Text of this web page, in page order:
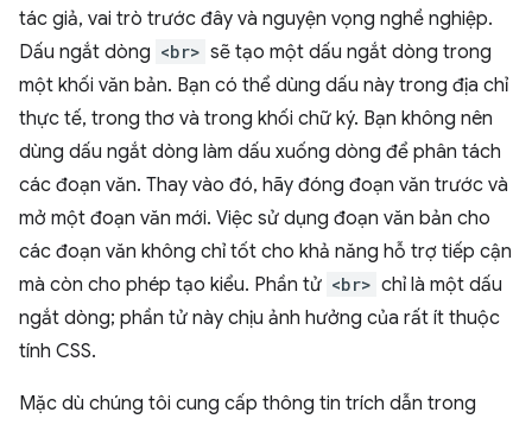
tác giả, vai trò trước đây và nguyện vọng nghề nghiệp.
Dấu ngắt dòng <br> sẽ tạo một dấu ngắt dòng trong
một khối văn bản. Bạn có thể dùng dấu này trong địa chỉ
thực tế, trong thơ và trong khối chữ ký. Bạn không nên
dùng dấu ngắt dòng làm dấu xuống dòng để phân tách
các đoạn văn. Thay vào đó, hãy đóng đoạn văn trước và
mở một đoạn văn mới. Việc sử dụng đoạn văn bản cho
các đoạn văn không chỉ tốt cho khả năng hỗ trợ tiếp cận
mà còn cho phép tạo kiểu. Phần tử <br> chỉ là một dấu
ngắt dòng; phần tử này chịu ảnh hưởng của rất ít thuộc
tính CSS.
Mặc dù chúng tôi cung cấp thông tin trích dẫn trong